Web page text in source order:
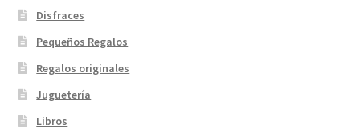
Disfraces
Pequeños Regalos
Regalos originales
Juguetería
Libros